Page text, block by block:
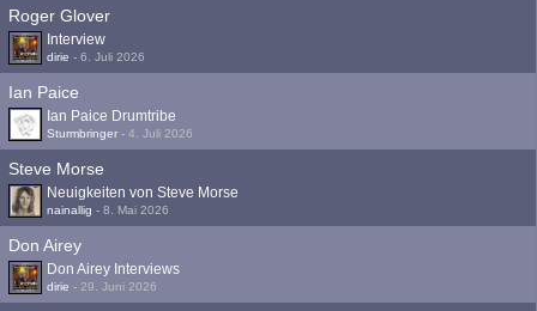
Roger Glover
Interview
dirie - 6. Juli 2026
Ian Paice
Ian Paice Drumtribe
Sturmbringer - 4. Juli 2026
Steve Morse
Neuigkeiten von Steve Morse
nainallig - 8. Mai 2026
Don Airey
Don Airey Interviews
dirie - 29. Juni 2026